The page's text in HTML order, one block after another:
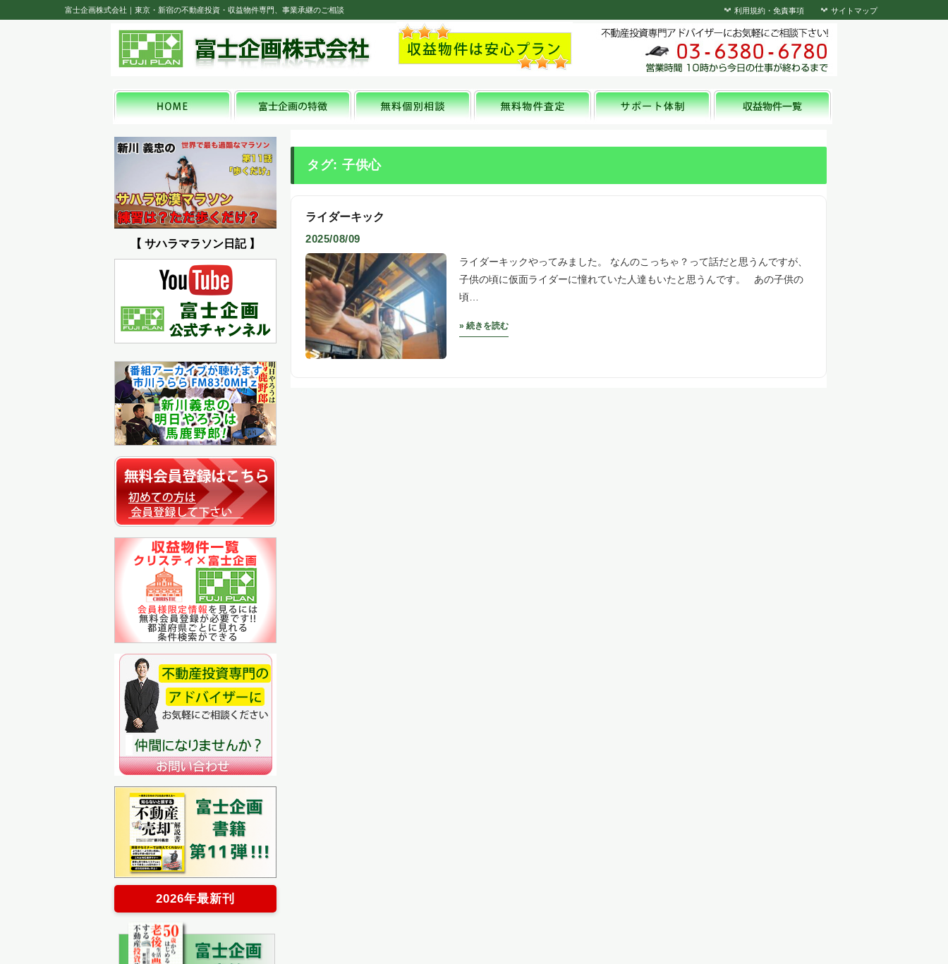
富士企画株式会社｜東京・新宿の不動産投資・収益物件専門、事業承継のご相談 利用規約・免責事項 サイトマップ
タグ: 子供心
ライダーキック
2025/08/09
ライダーキックやってみました。 なんのこっちゃ？って話だと思うんですが、
子供の頃に仮面ライダーに憧れていた人達もいたと思うんです。 あの子供の
頃…
» 続きを読む
【 サハラマラソン日記 】
2026年最新刊